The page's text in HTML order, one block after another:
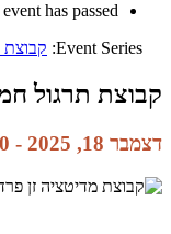
has passed.
Event Series: קבוצת
קבוצת תרגול
דצמבר 18, 2025 - 18:00